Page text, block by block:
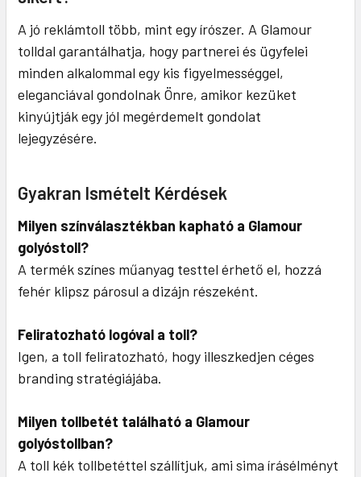
A jó reklámtoll több, mint egy írószer. A Glamour
tolldal garantálhatja, hogy partnerei és ügyfelei
minden alkalommal egy kis figyelmességgel,
eleganciával gondolnak Önre, amikor kezüket
kinyújtják egy jól megérdemelt gondolat
lejegyzésére.
Gyakran Ismételt Kérdések
Milyen színválasztékban kapható a Glamour
golyóstoll?
A termék színes műanyag testtel érhető el, hozzá
fehér klipsz párosul a dizájn részeként.
Feliratozható logóval a toll?
Igen, a toll feliratozható, hogy illeszkedjen céges
branding stratégiájába.
Milyen tollbetét található a Glamour
golyóstollban?
A toll kék tollbetéttel szállítjuk, ami sima írásélményt